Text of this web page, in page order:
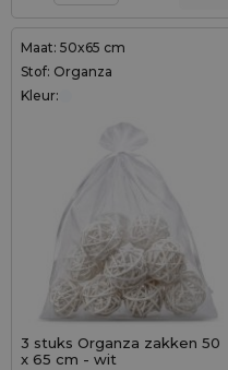
Maat: 50x65 cm
Stof: Organza
Kleur:
3 stuks Organza zakken 50
x 65 cm - wit